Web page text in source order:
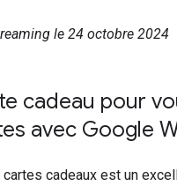
le 24 octobre 2024
cadeau pour
avec Google
cartes cadeaux est un